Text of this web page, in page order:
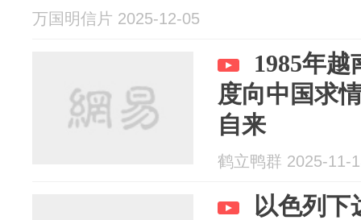
万国明信片 2025-12-05
1985年
度向中国求
自来
鹤立鸭群 2025-11-
以色列下